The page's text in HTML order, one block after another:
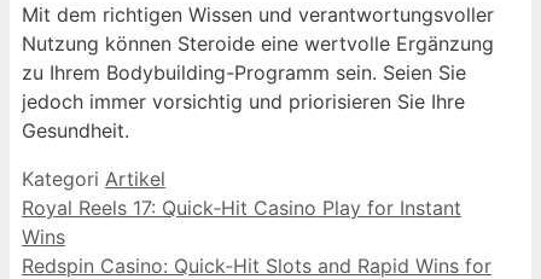
Mit dem richtigen Wissen und verantwortungsvoller
Nutzung können Steroide eine wertvolle Ergänzung
zu Ihrem Bodybuilding-Programm sein. Seien Sie
jedoch immer vorsichtig und priorisieren Sie Ihre
Gesundheit.
Kategori Artikel
Royal Reels 17: Quick‑Hit Casino Play for Instant
Wins
Redspin Casino: Quick‑Hit Slots and Rapid Wins for